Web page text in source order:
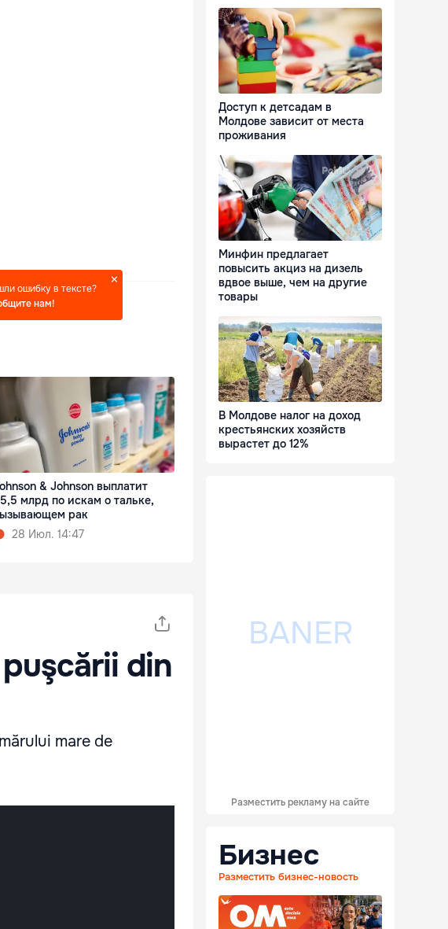
ошибку в тексте?
нам!
& Johnson выплатит
млрд по искам о тальке,
рак
28 Июл. 14:47
din
mare de
Доступ к детсадам в
Молдове зависит от места
проживания
Минфин предлагает
повысить акциз на дизель
вдвое выше, чем на другие
товары
В Молдове налог на доход
крестьянских хозяйств
вырастет до 12%
Разместить рекламу на сайте
Бизнес
Разместить бизнес-новость